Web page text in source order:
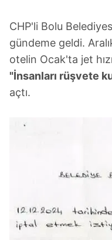
CHP'li Bolu
gündeme geldi.
otelin Ocak'ta jet
"İnsanları rüşvete
açtı.